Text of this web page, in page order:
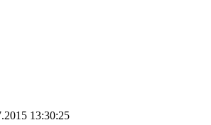
13:30:25